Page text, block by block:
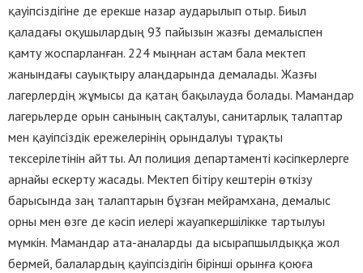
қауіпсіздігіне де ерекше назар аударылып отыр. Биыл
қаладағы оқушылардың 93 пайызын жазғы демалыспен
қамту жоспарланған. 224 мыңнан астам бала мектеп
жанындағы сауықтыру алаңдарында демалады. Жазғы
лагерлердің жұмысы да қатаң бақылауда болады. Мамандар
лагерьлерде орын санының сақталуы, санитарлық талаптар
мен қауіпсіздік ережелерінің орындалуы тұрақты
тексерілетінін айтты. Ал полиция департаменті кәсіпкерлерге
арнайы ескерту жасады. Мектеп бітіру кештерін өткізу
барысында заң талаптарын бұзған мейрамхана, демалыс
орны мен өзге де кәсіп иелері жауапкершілікке тартылуы
мүмкін. Мамандар ата-аналарды да ысырапшылдыққа жол
бермей, балалардың қауіпсіздігін бірінші орынға қоюға